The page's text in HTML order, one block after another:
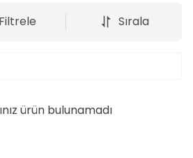
Filtrele Sırala
ürün bulunamadı